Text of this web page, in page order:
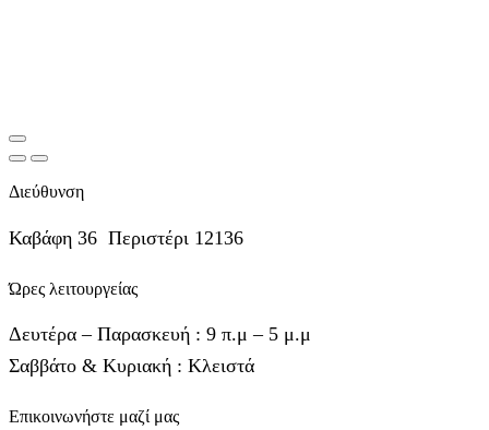
Διεύθυνση
Καβάφη 36 Περιστέρι 12136
Ώρες λειτουργείας
Δευτέρα – Παρασκευή : 9 π.μ – 5 μ.μ
Σαββάτο & Κυριακή : Κλειστά
Επικοινωνήστε μαζί μας